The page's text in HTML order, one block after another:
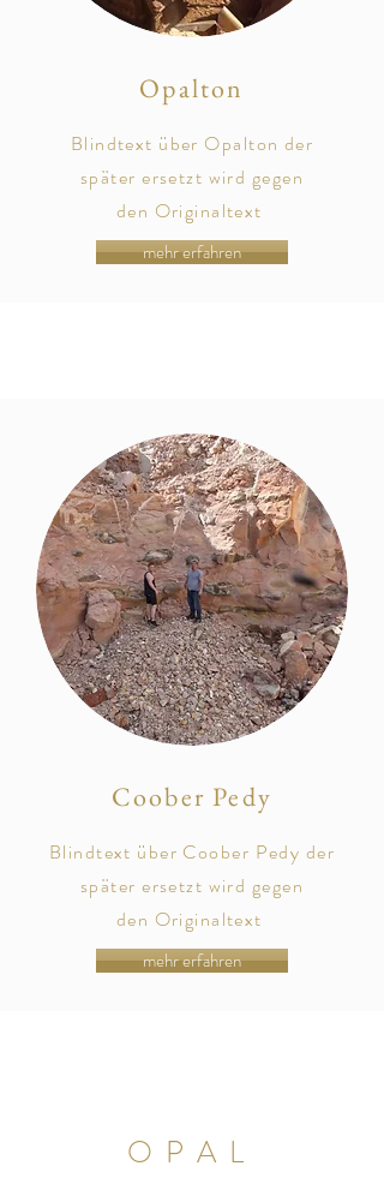
Opalton
Blindtext über Opalton der
späterersetzt wird gegen
den Originaltext
mehr erfahren
Coober Pedy
Blindtext über Coober Pedy der
späterersetzt wird gegen
den Originaltext
mehr erfahren
OPAL